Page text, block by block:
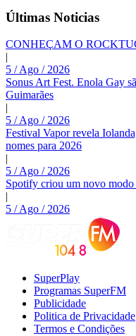
Últimas Noticias
CONHEÇAM O
|
5 / Ago / 2026
Sonus Art Fest. Enola Gay
Guimarães
|
5 / Ago / 2026
Festival Vapor revela
nomes para 2026
|
5 / Ago / 2026
Spotify criou um novo modo
|
5 / Ago / 2026
SuperPlay
Programas SuperFM
Publicidade
Politica de Privacidade
Termos e Condições